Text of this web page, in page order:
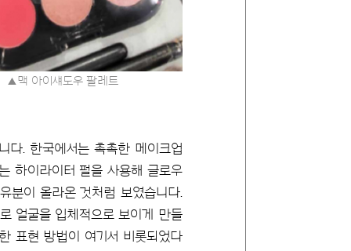
▲맥 아이섀도우 팔레트
다. 한국에서는 촉촉한 메이크업
하이라이터 펄을 사용해 글로우
분이 올라온 것처럼 보였습니다.
얼굴을 입체적으로 보이게 만들
표현 방법이 여기서 비롯되었다